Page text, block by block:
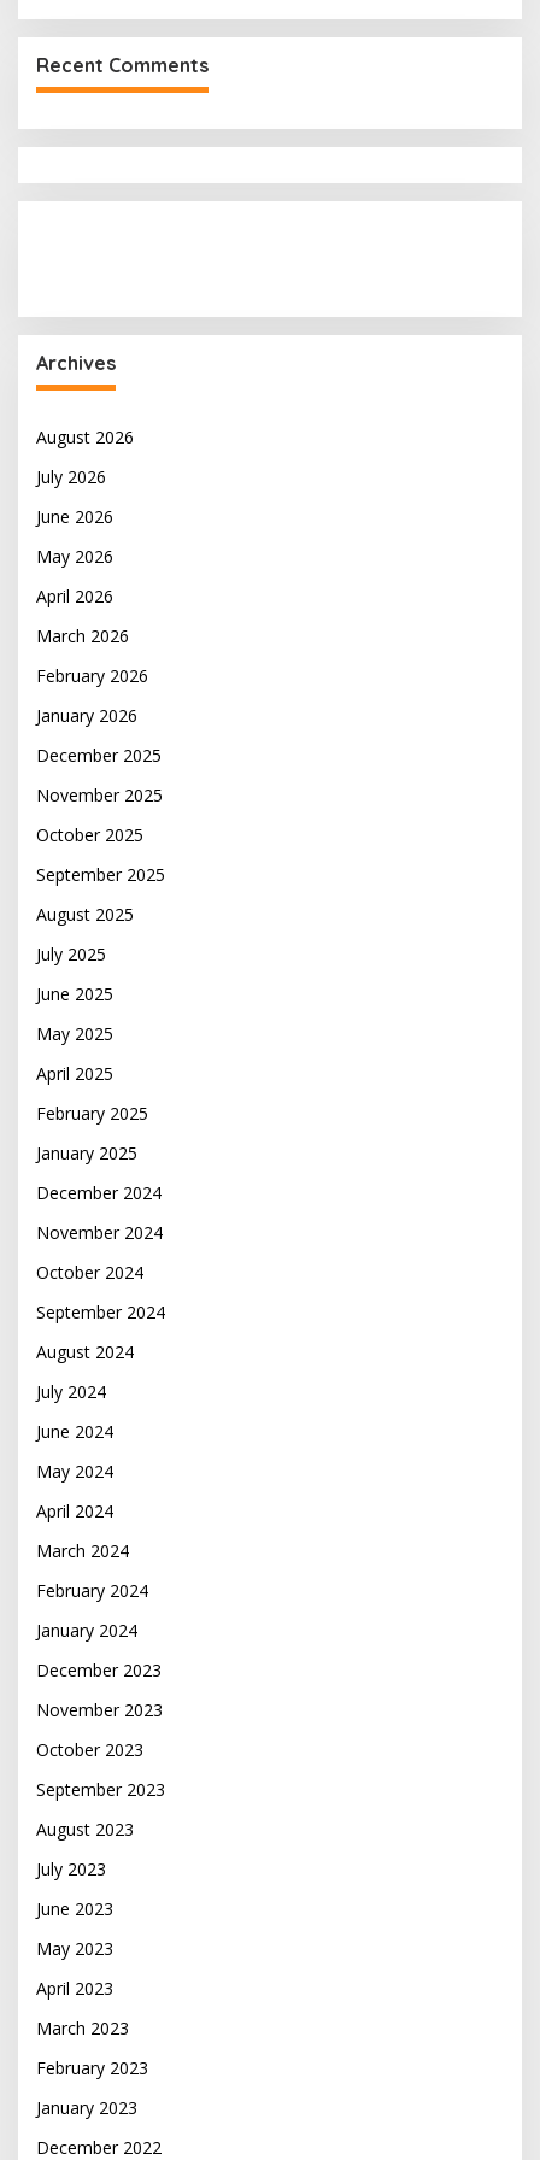
Recent Comments
Archives
August 2026
July 2026
June 2026
May 2026
April 2026
March 2026
February 2026
January 2026
December 2025
November 2025
October 2025
September 2025
August 2025
July 2025
June 2025
May 2025
April 2025
February 2025
January 2025
December 2024
November 2024
October 2024
September 2024
August 2024
July 2024
June 2024
May 2024
April 2024
March 2024
February 2024
January 2024
December 2023
November 2023
October 2023
September 2023
August 2023
July 2023
June 2023
May 2023
April 2023
March 2023
February 2023
January 2023
December 2022